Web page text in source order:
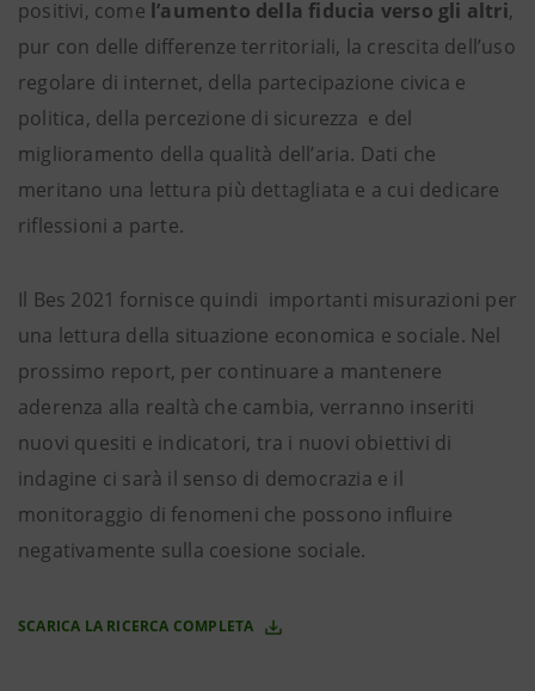
positivi, come l’aumento della fiducia verso gli altri,
pur con delle differenze territoriali, la crescita dell’uso
regolare di internet, della partecipazione civica e
politica, della percezione di sicurezza e del
miglioramento della qualità dell’aria. Dati che
meritano una lettura più dettagliata e a cui dedicare
riflessioni a parte.
Il Bes 2021 fornisce quindi importanti misurazioni per
una lettura della situazione economica e sociale. Nel
prossimo report, per continuare a mantenere
aderenza alla realtà che cambia, verranno inseriti
nuovi quesiti e indicatori, tra i nuovi obiettivi di
indagine ci sarà il senso di democrazia e il
monitoraggio di fenomeni che possono influire
negativamente sulla coesione sociale.
SCARICA LA RICERCA COMPLETA